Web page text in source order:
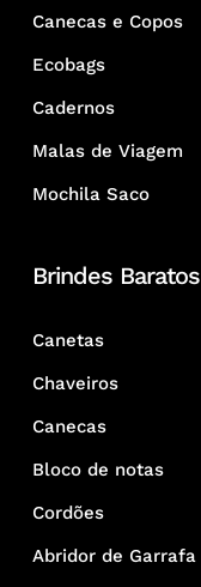
Canecas e Copos
Ecobags
Cadernos
Malas de Viagem
Mochila Saco
Brindes Baratos
Canetas
Chaveiros
Canecas
Bloco de notas
Cordões
Abridor de Garrafa